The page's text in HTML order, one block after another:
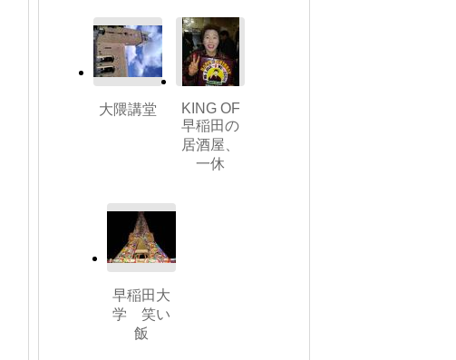
大隈講堂
KING OF
早稲田の
居酒屋、
一休
早稲田大
学 笑い
飯